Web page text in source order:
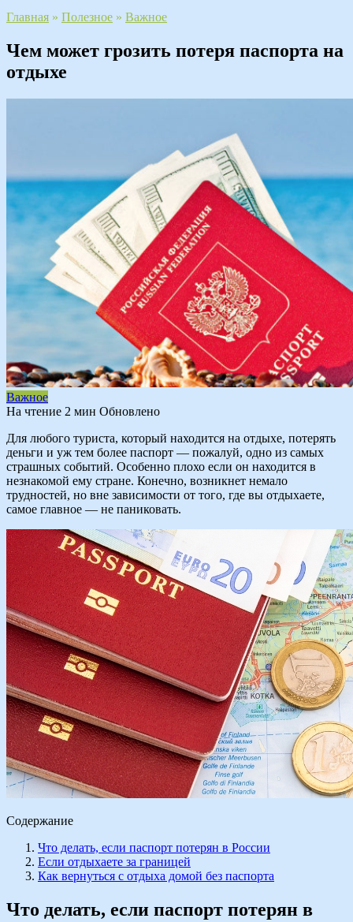
Главная » Полезное » Важное
Чем может грозить потеря паспорта на
отдыхе
Важное
На чтение 2 мин Обновлено
Для любого туриста, который находится на отдыхе, потерять
деньги и уж тем более паспорт — пожалуй, одно из самых
страшных событий. Особенно плохо если он находится в
незнакомой ему стране. Конечно, возникнет немало
трудностей, но вне зависимости от того, где вы отдыхаете,
самое главное — не паниковать.
Содержание
Что делать, если паспорт потерян в России
Если отдыхаете за границей
Как вернуться с отдыха домой без паспорта
Что делать, если паспорт потерян в